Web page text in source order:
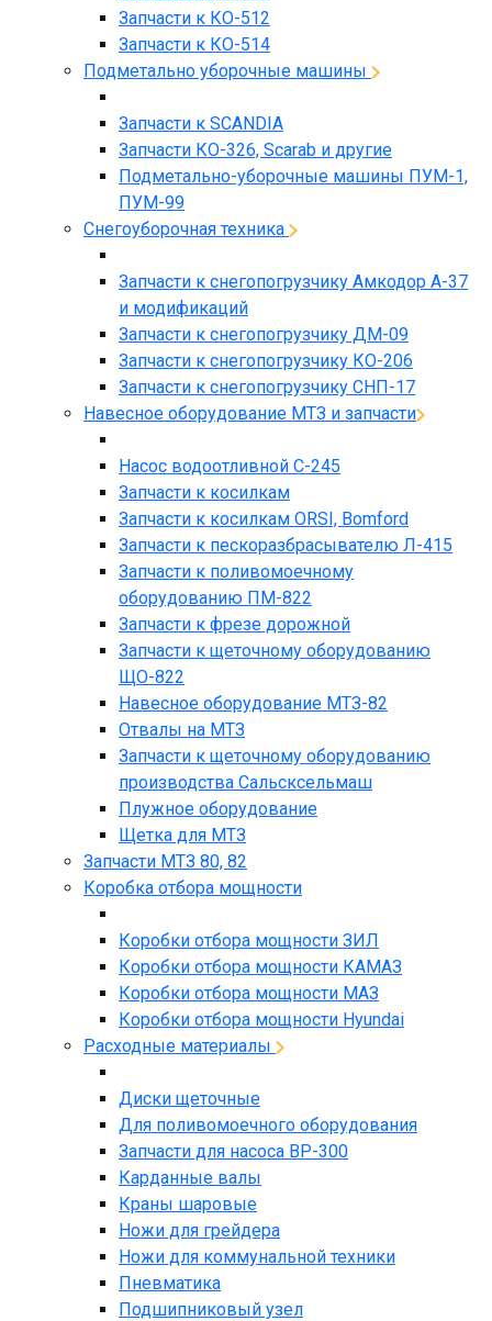
Запчасти к КО-512
Запчасти к КО-514
Подметально уборочные машины
Запчасти к SCANDIA
Запчасти КО-326, Scarab и другие
Подметально-уборочные машины ПУМ-1,
ПУМ-99
Снегоуборочная техника
Запчасти к снегопогрузчику Амкодор А-37
и модификаций
Запчасти к снегопогрузчику ДМ-09
Запчасти к снегопогрузчику КО-206
Запчасти к снегопогрузчику СНП-17
Навесное оборудование МТЗ и запчасти
Насос водоотливной С-245
Запчасти к косилкам
Запчасти к косилкам ORSI, Bomford
Запчасти к пескоразбрасывателю Л-415
Запчасти к поливомоечному
оборудованию ПМ-822
Запчасти к фрезе дорожной
Запчасти к щеточному оборудованию
ЩО-822
Навесное оборудование МТЗ-82
Отвалы на МТЗ
Запчасти к щеточному оборудованию
производства Сальсксельмаш
Плужное оборудование
Щетка для МТЗ
Запчасти МТЗ 80, 82
Коробка отбора мощности
Коробки отбора мощности ЗИЛ
Коробки отбора мощности КАМАЗ
Коробки отбора мощности МАЗ
Коробки отбора мощности Hyundai
Расходные материалы
Диски щеточные
Для поливомоечного оборудования
Запчасти для насоса BP-300
Карданные валы
Краны шаровые
Ножи для грейдера
Ножи для коммунальной техники
Пневматика
Подшипниковый узел